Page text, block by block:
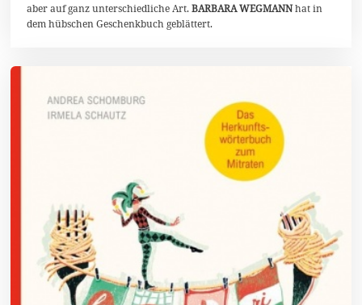
aber auf ganz unterschiedliche Art.BARBARA WEGMANNhat in
dem hübschen Geschenkbuch geblättert.